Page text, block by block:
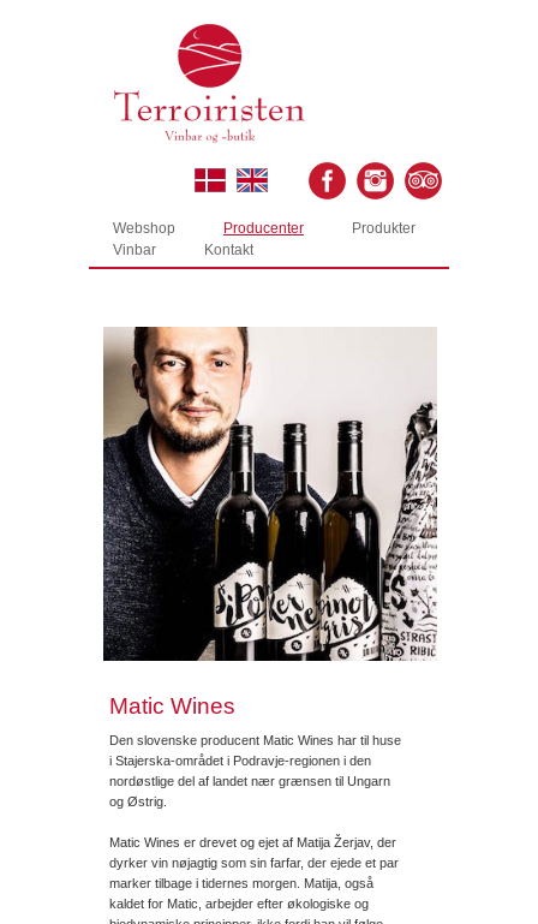
Webshop Producenter
Produkter
Vinbar
Kontakt
Matic Wines
Den slovenske producent Matic Wines har til huse
i Stajerska-området i Podravje-regionen i den
nordøstlige del af landet nær grænsen til Ungarn
og Østrig.
Matic Wines er drevet og ejet af Matija Žerjav, der
dyrker vin nøjagtig som sin farfar, der ejede et par
marker tilbage i tidernes morgen. Matija, også
kaldet for Matic, arbejder efter økologiske og